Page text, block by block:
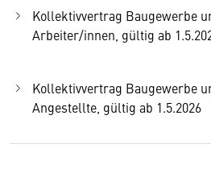
Kollektivvertrag Baugewerbe
Arbeiter/innen, gültig ab
Kollektivvertrag Baugewerbe
Angestellte, gültig ab 1.5.2026